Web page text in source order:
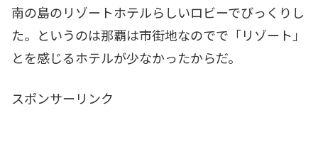
南の島のリゾートホテルらしいロビーでびっくりし
た。というのは那覇は市街地なのでで「リゾート」
とを感じるホテルが少なかったからだ。
スポンサーリンク